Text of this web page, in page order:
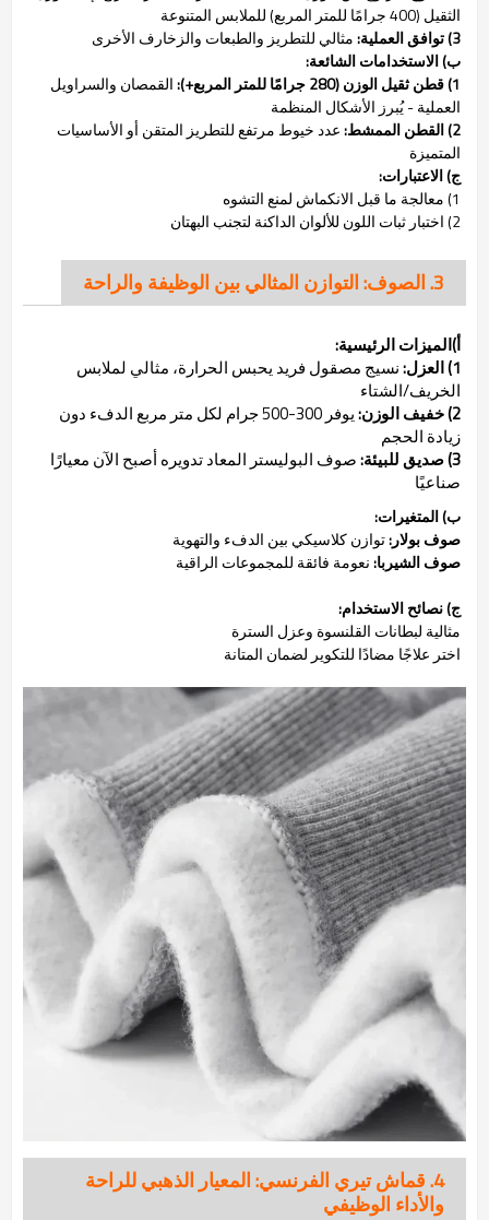
الثقيل (400 جرامًا للمتر المربع) للملابس المتنوعة
3) توافق العملية:
مثالي للتطريز والطبعات والزخارف الأخرى
ب) الاستخدامات الشائعة:
1) قطن ثقيل الوزن (280 جرامًا للمتر المربع+):
القمصان والسراويل
العملية - يُبرز الأشكال المنظمة
2) القطن الممشط:
عدد خيوط مرتفع للتطريز المتقن أو الأساسيات
المتميزة
ج) الاعتبارات:
1) معالجة ما قبل الانكماش لمنع التشوه
2) اختبار ثبات اللون للألوان الداكنة لتجنب البهتان
3. الصوف: التوازن المثالي بين الوظيفة والراحة
أ)الميزات الرئيسية:
1) العزل:
نسيج مصقول فريد يحبس الحرارة، مثالي لملابس
الخريف/الشتاء
2) خفيف الوزن:
يوفر 300-500 جرام لكل متر مربع الدفء دون
زيادة الحجم
3) صديق للبيئة:
صوف البوليستر المعاد تدويره أصبح الآن معيارًا
صناعيًا
ب) المتغيرات:
صوف بولار:توازن كلاسيكي بين الدفء والتهوية
صوف الشيربا:نعومة فائقة للمجموعات الراقية
ج) نصائح الاستخدام:
مثالية لبطانات القلنسوة وعزل السترة
اختر علاجًا مضادًا للتكوير لضمان المتانة
4. قماش تيري الفرنسي: المعيار الذهبي للراحة
والأداء الوظيفي